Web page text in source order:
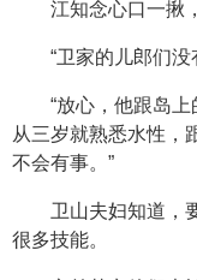
江知念心口一揪
“卫家的儿郎们
“放心，他跟岛
从三岁就熟悉水性，
不会有事。”
卫山夫妇知道，
很多技能。